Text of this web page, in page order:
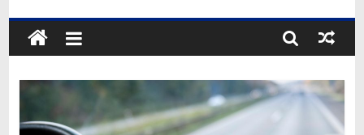
Terrestre
Autos,
motos,